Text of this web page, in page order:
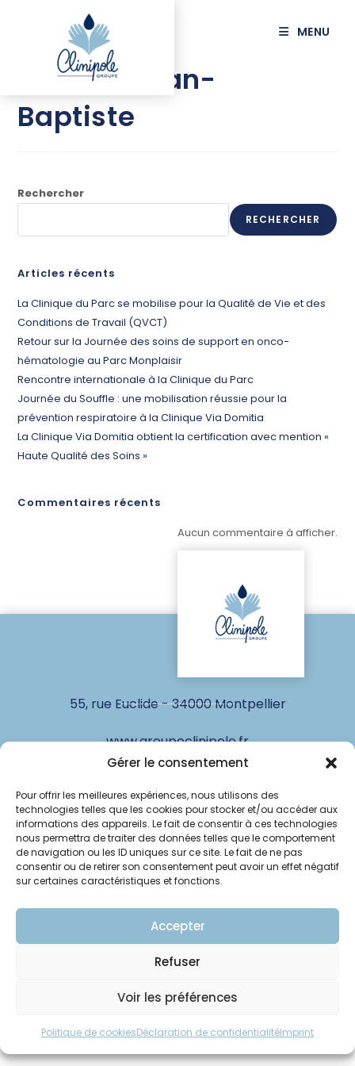
Gérer le consentement
Pour offrir les meilleures expériences, nous utilisons des
technologies telles que les cookies pour stocker et/ou accéder aux
informations des appareils. Le fait de consentir à ces technologies
nous permettra de traiter des données telles que le comportement
de navigation ou les ID uniques sur ce site. Le fait de ne pas
consentir ou de retirer son consentement peut avoir un effet négatif
sur certaines caractéristiques et fonctions.
Accepter
Refuser
Voir les préférences
Politique de cookiesDéclaration de confidentialitéImprint
MENU
SAUGET Jean-
Baptiste
Rechercher
RECHERCHER
Articles récents
La Clinique du Parc se mobilise pour la Qualité de Vie et des
Conditions de Travail (QVCT)
Retour sur la Journée des soins de support en onco-
hématologie au Parc Monplaisir
Rencontre internationale à la Clinique du Parc
Journée du Souffle : une mobilisation réussie pour la
prévention respiratoire à la Clinique Via Domitia
La Clinique Via Domitia obtient la certification avec mention «
Haute Qualité des Soins »
Commentaires récents
Aucun commentaire à afficher.
55, rue Euclide - 34000 Montpellier
www.groupeclinipole.fr
© Clinipole
Annuaire praticiens
Presse
Plan du site
Mentions légales